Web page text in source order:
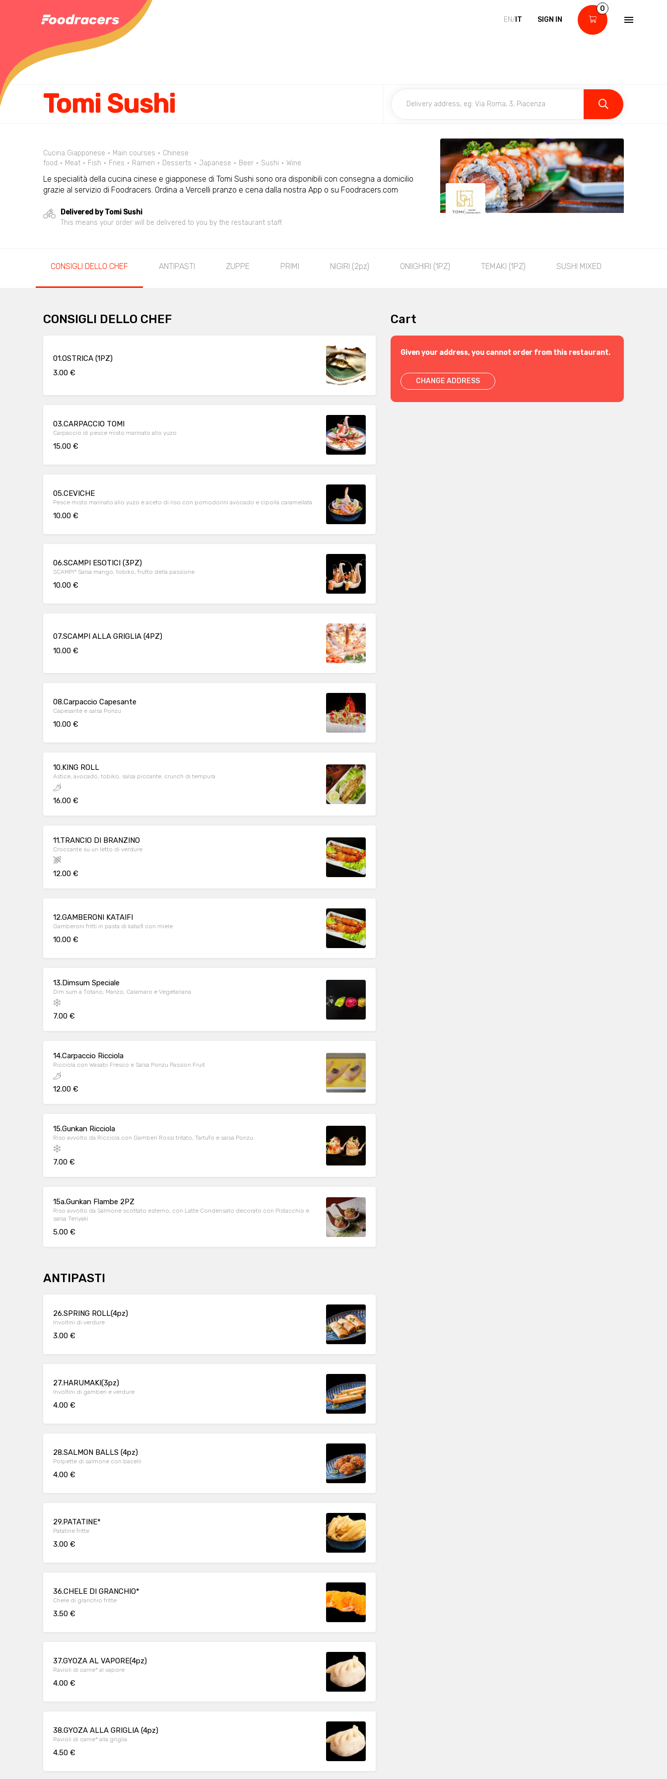
EN/ IT SIGN IN
0
Tomi Sushi
Cucina Giapponese Main courses
Chinese
food
Meat Fish Fries Ramen Desserts Japanese Beer Sushi Wine
Le specialità della cucina cinese e giapponese di Tomi Sushi sono ora disponibili con consegna a domicilio
grazie al servizio di Foodracers. Ordina a Vercelli pranzo e cena dalla nostra App o su Foodracers.com
Delivered by Tomi Sushi
This means your order will be delivered to you by the restaurant staff.
CONSIGLI DELLO CHEF ANTIPASTI ZUPPE PRIMI NIGIRI (2pz) ONIIGHIRI (1PZ) TEMAKI (1PZ) SUSHI MIXED
CONSIGLI DELLO CHEF
01.OSTRICA (1PZ)
3.00 €
03.CARPACCIO TOMI
Carpaccio di pesce misto marinato allo yuzo
15.00 €
05.CEVICHE
Pesce misto marinato allo yuzo e aceto di riso con pomodorini avocado e cipolla caramellata
10.00 €
06.SCAMPI ESOTICI (3PZ)
SCAMPI* Salsa mango, tobiko, frutto della passione
10.00 €
07.SCAMPI ALLA GRIGLIA (4PZ)
10.00 €
08.Carpaccio Capesante
Capesante e salsa Ponzu
10.00 €
10.KING ROLL
Astice, avocado, tobiko, salsa piccante, crunch di tempura
16.00 €
11.TRANCIO DI BRANZINO
Croccante su un letto di verdure
12.00 €
12.GAMBERONI KATAIFI
Gamberoni fritti in pasta di kataifi con miele
10.00 €
13.Dimsum Speciale
Dim sum a Totano, Manzo, Calamaro e Vegetariana
7.00 €
14.Carpaccio Ricciola
Ricciola con Wasabi Fresco e Salsa Ponzu Passion Fruit
12.00 €
15.Gunkan Ricciola
Riso avvolto da Ricciola con Gamberi Rossi tritato, Tartufo e salsa Ponzu
7.00 €
15a.Gunkan Flambe 2PZ
Riso avvolto da Salmone scottato esterno, con Latte Condensato decorato con Pistacchio e
salsa Teriyaki
5.00 €
ANTIPASTI
26.SPRING ROLL(4pz)
Involtini di verdure
3.00 €
27.HARUMAKI(3pz)
Involtini di gamberi e verdure
4.00 €
28.SALMON BALLS (4pz)
Polpette di salmone con bacelli
4.00 €
29.PATATINE*
Patatine fritte
3.00 €
36.CHELE DI GRANCHIO*
Chele di granchio fritte
3.50 €
37.GYOZA AL VAPORE(4pz)
Ravioli di carne* al vapore
4.00 €
38.GYOZA ALLA GRIGLIA (4pz)
Ravioli di carne* alla griglia
4.50 €
Cart
Given your address, you cannot order from this restaurant.
CHANGE ADDRESS